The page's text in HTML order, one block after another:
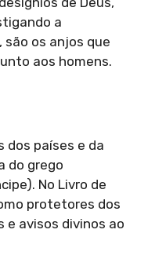
a
os anjos que
aos homens.
dos países e da
do grego
No Livro de
protetores dos
e avisos divinos ao